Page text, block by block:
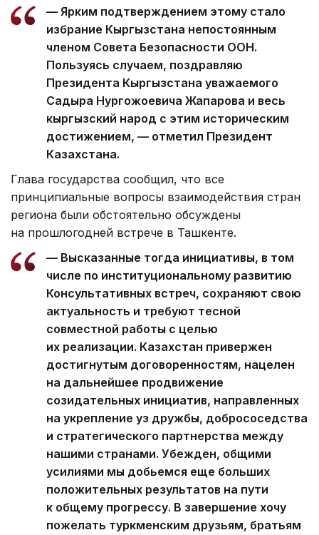
— Ярким подтверждением этому стало
избрание Кыргызстана непостоянным
членом Совета Безопасности ООН.
Пользуясь случаем, поздравляю
Президента Кыргызстана уважаемого
Садыра Нургожоевича Жапарова и весь
кыргызский народ с этим историческим
достижением, — отметил Президент
Казахстана.
Глава государства сообщил, что все
принципиальные вопросы взаимодействия стран
региона были обстоятельно обсуждены
на прошлогодней встрече в Ташкенте.
— Высказанные тогда инициативы, в том
числе по институциональному развитию
Консультативных встреч, сохраняют свою
актуальность и требуют тесной
совместной работы с целью
их реализации. Казахстан привержен
достигнутым договоренностям, нацелен
на дальнейшее продвижение
созидательных инициатив, направленных
на укрепление уз дружбы, добрососедства
и стратегического партнерства между
нашими странами. Убежден, общими
усилиями мы добьемся еще больших
положительных результатов на пути
к общему прогрессу. В завершение хочу
пожелать туркменским друзьям, братьям